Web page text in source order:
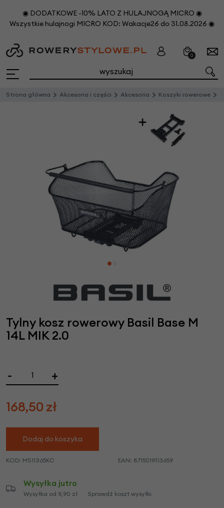
◉ DODATKOWE -10% LATO Z HULAJNOGĄ MICRO ◉
Wszystkie hulajnogi MICRO KOD: Wakacje26 do 31.08.2026 ◉
0
Strona główna Akcesoria i części Akcesoria Koszyki rowerowe
Tylny kosz rowerowy Basil Base M
14L MIK 2.0
- +
168,50 zł
Dodaj do koszyka
KOD: MS11365KC EAN: 8715019113659
Wysyłka jutro
Wysyłka od 9,90 zł Sprawdź koszt wysyłki